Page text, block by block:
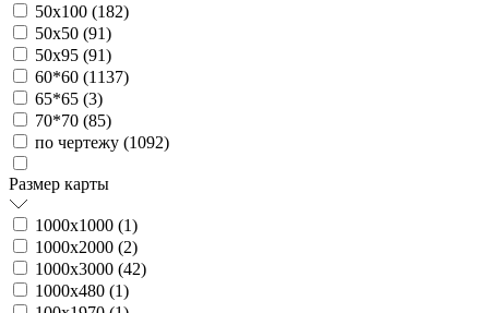
50х100 (182)
50х50 (91)
50х95 (91)
60*60 (1137)
65*65 (3)
70*70 (85)
по чертежу (1092)
Размер карты
1000х1000 (1)
1000х2000 (2)
1000х3000 (42)
1000х480 (1)